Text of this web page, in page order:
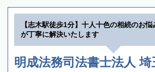
【志木駅徒歩1分】十人十色の相続のお
が丁寧に解決いたします
明成法務司法書士法人 埼